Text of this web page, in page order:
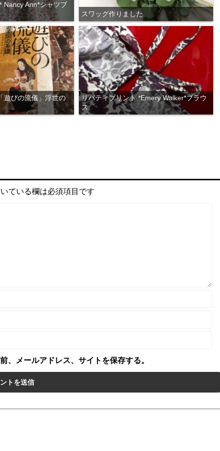
Nancy Ann*シャツブ
スワッグ作りました
遊びの流儀」浮世の
リバティプリント *Emery Walker*ブラウ
ス
ている欄は必須項目です
、メールアドレス、サイトを保存する。